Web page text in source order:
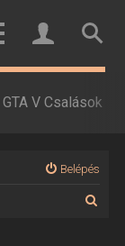
GTA V Csalások
Belépés